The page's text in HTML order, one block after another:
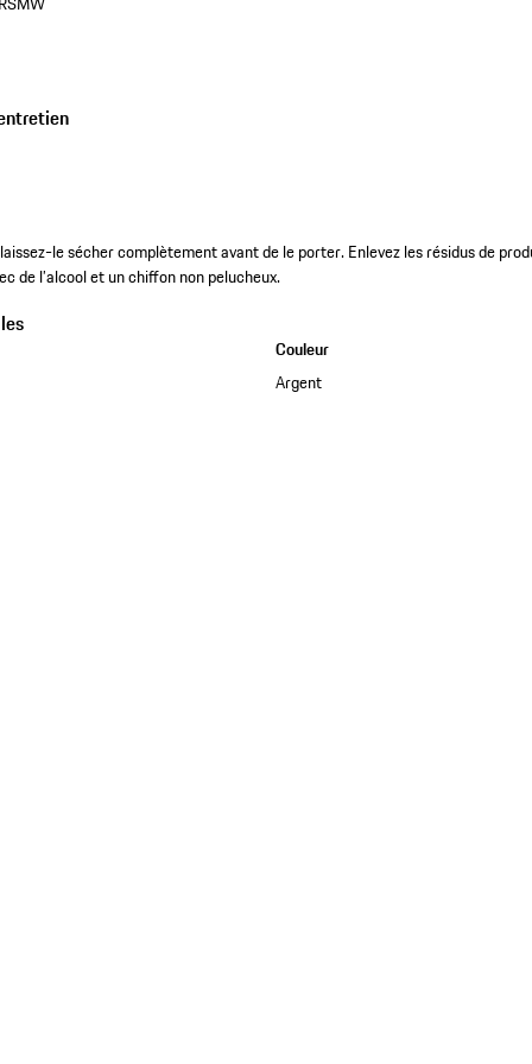
le sécher complètement avant de le porter. Enlevez les résidus de
de l’alcool et un chiffon non pelucheux.
Couleur
Argent